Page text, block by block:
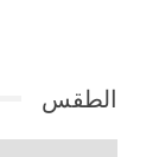
الطقس